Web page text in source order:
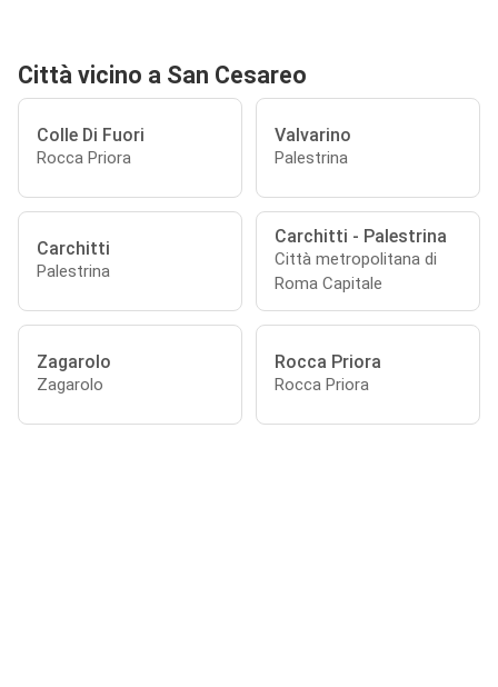
Città vicino a San Cesareo
Colle Di Fuori
Rocca Priora
Valvarino
Palestrina
Carchitti
Palestrina
Carchitti - Palestrina
Città metropolitana di
Roma Capitale
Zagarolo
Zagarolo
Rocca Priora
Rocca Priora